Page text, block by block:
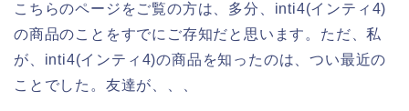
こちらのページをご覧の方は、多分、inti4(インティ4)
の商品のことをすでにご存知だと思います。ただ、私
が、inti4(インティ4)の商品を知ったのは、つい最近の
ことでした。友達が、、、